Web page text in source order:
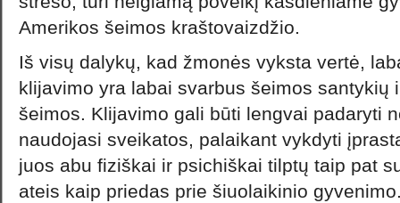
Amerikos šeimos kraštovaizdžio.
Iš visų dalykų, kad žmonės vyksta vertė,
klijavimo yra labai svarbus šeimos santykių
šeimos. Klijavimo gali būti lengvai padaryti
naudojasi sveikatos, palaikant vykdyti
juos abu fiziškai ir psichiškai tilptų taip pat
ateis kaip priedas prie šiuolaikinio